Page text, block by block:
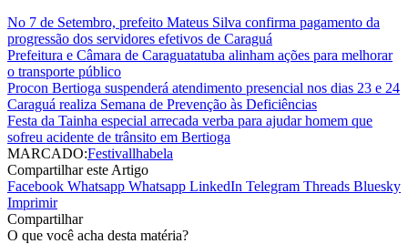
No 7 de Setembro, prefeito Mateus Silva confirma pagamento da
progressão dos servidores efetivos de Caraguá
Prefeitura e Câmara de Caraguatatuba alinham ações para melhorar
o transporte público
Procon Bertioga suspenderá atendimento presencial nos dias 23 e 24
Caraguá realiza Semana de Prevenção às Deficiências
Festa da Tainha especial arrecada verba para ajudar homem que
sofreu acidente de trânsito em Bertioga
MARCADO:Festivallhabela
Compartilhar este Artigo
Facebook Whatsapp Whatsapp LinkedIn Telegram Threads Bluesky
Imprimir
Compartilhar
O que você acha desta matéria?